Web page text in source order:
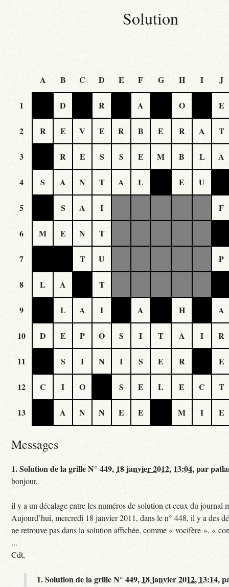
Solution
A B C D E F G H I J
1 D R A O E
2 R E V E R B E R A T
3 R E S S E M B L A
4 S A N T A L E U
5 S A I F
6 M E N T
7 T U P
8 L A T
9 L A I A H A
10 D E P O S I T A I R
11 S I N I S E R E
12 C I O S E L E C T
13 A N N E E M I E
Messages
1.Solution de la grille N° 449, 18 janvier 2012, 13:04,par
bonjour,
il y a un décalage entre les numéros de solution et ceux du journal
Aujourd’hui, mercredi 18 janvier 2011, dans le n° 448, il y a des
ne retrouve pas dans la solution affichée, comme « vocifère », «
...
Cdt,
1.Solution de la grille N° 449, 18 janvier 2012, 13:14,